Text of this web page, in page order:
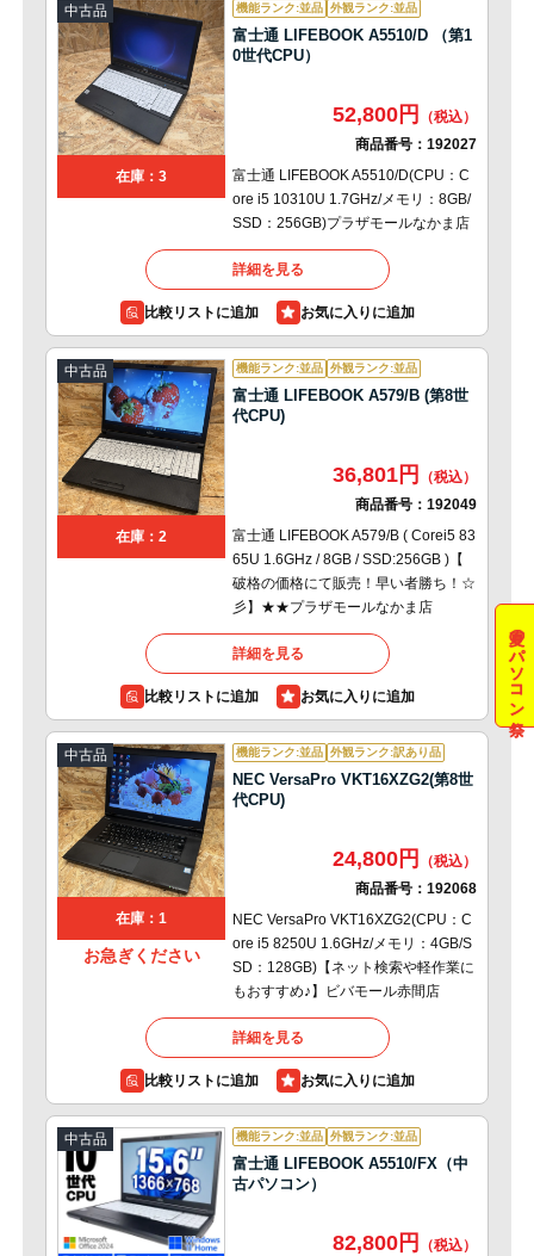
中古品
在庫：3
機能ランク:並品 外観ランク:並品
富士通 LIFEBOOK A5510/D （第1
0世代CPU）
52,800円
商品番号： 192027
富士通 LIFEBOOK A5510/D(CPU：C
ore i5 10310U 1.7GHz/メモリ：8GB/
SSD：256GB)プラザモールなかま店
詳細を見る
比較リストに追加
中古品
在庫：2
機能ランク:並品 外観ランク:並品
富士通 LIFEBOOK A579/B (第8世
代CPU)
36,801円
商品番号： 192049
富士通 LIFEBOOK A579/B ( Corei5 83
65U 1.6GHz / 8GB / SSD:256GB )【
破格の価格にて販売！早い者勝ち！☆
彡】★★プラザモールなかま店
詳細を見る
比較リストに追加
中古品
在庫：1
お急ぎください
機能ランク:並品 外観ランク:訳あり品
NEC VersaPro VKT16XZG2(第8世
代CPU)
24,800円
商品番号： 192068
NEC VersaPro VKT16XZG2(CPU：C
ore i5 8250U 1.6GHz/メモリ：4GB/S
SD：128GB)【ネット検索や軽作業に
もおすすめ♪】ビバモール赤間店
詳細を見る
比較リストに追加
中古品 機能ランク:並品 外観ランク:並品
富士通 LIFEBOOK A5510/FX（中
古パソコン）
82,800円
夏のパソコン祭